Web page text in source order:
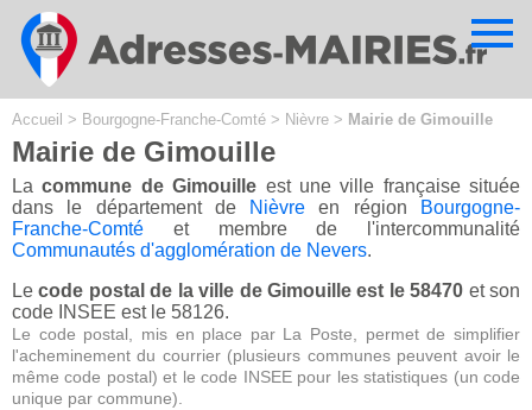
Accueil > Bourgogne-Franche-Comté > Nièvre > Mairie de Gimouille
Mairie de Gimouille
Lacommune de Gimouille est une ville française située
dans le département de
Nièvre en région
Bourgogne-
Franche-Comté et membre de l'intercommunalité
Communautés d'agglomération de Nevers.
Lecode postal de la ville de Gimouille est le 58470 et son
code INSEE est le 58126.
Le code postal, mis en place par La Poste, permet de simplifier
l'acheminement du courrier (plusieurs communes peuvent avoir le
même code postal) et le code INSEE pour les statistiques (un code
unique par commune).
Cookies management panel